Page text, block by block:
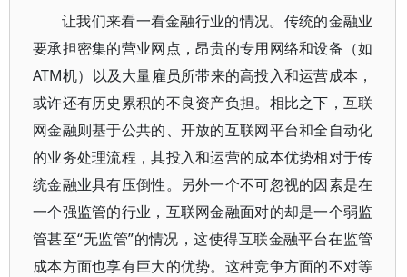
让我们来看一看金融行业的情况。传统的金融业
要承担密集的营业网点，昂贵的专用网络和设备（如
ATM机）以及大量雇员所带来的高投入和运营成本，
或许还有历史累积的不良资产负担。相比之下，互联
网金融则基于公共的、开放的互联网平台和全自动化
的业务处理流程，其投入和运营的成本优势相对于传
统金融业具有压倒性。另外一个不可忽视的因素是在
一个强监管的行业，互联网金融面对的却是一个弱监
管甚至“无监管”的情况，这使得互联金融平台在监管
成本方面也享有巨大的优势。这种竞争方面的不对等